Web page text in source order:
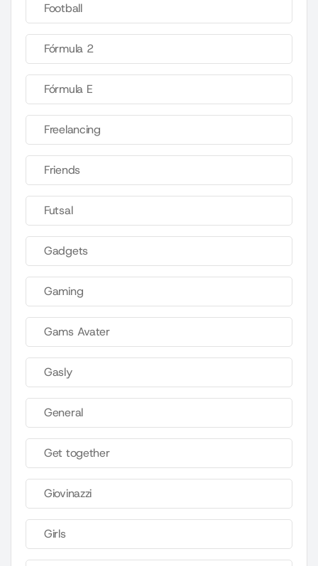
Football
Fórmula 2
Fórmula E
Freelancing
Friends
Futsal
Gadgets
Gaming
Gams Avater
Gasly
General
Get together
Giovinazzi
Girls